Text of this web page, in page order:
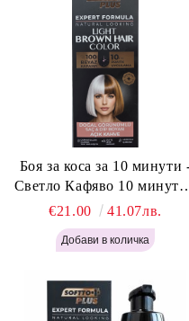
Боя за коса за 10 минути
Светло Кафяво 10 минути
Softtoplus Expert Woman
Light Brown 400мл
€21.00 41.07лв.